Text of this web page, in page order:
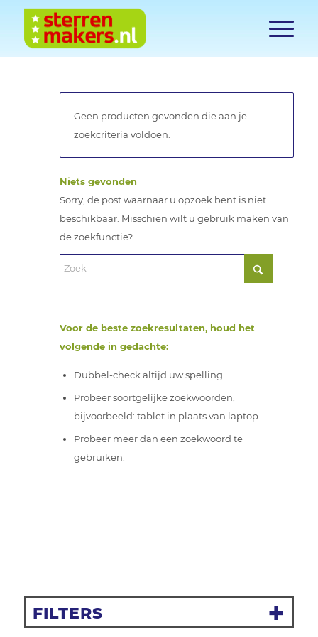
Geen producten gevonden die aan je
zoekcriteria voldoen.
Niets gevonden
Sorry, de post waarnaar u opzoek bent is niet
beschikbaar. Misschien wilt u gebruik maken van
de zoekfunctie?
Voor de beste zoekresultaten, houd het
volgende in gedachte:
Dubbel-check altijd uw spelling.
Probeer soortgelijke zoekwoorden,
bijvoorbeeld: tablet in plaats van laptop.
Probeer meer dan een zoekwoord te
gebruiken.
FILTERS